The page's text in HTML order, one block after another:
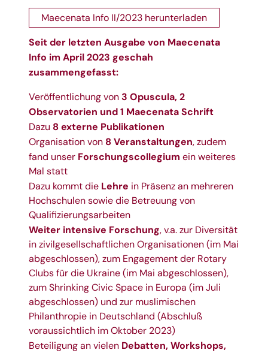
Maecenata Info II/2023 herunterladen
Seit der letzten Ausgabe von Maecenata
Info im April 2023 geschah
zusammengefasst:
Veröffentlichung von 3 Opuscula, 2
Observatorien und 1 Maecenata Schrift
Dazu 8 externe Publikationen
Organisation von 8 Veranstaltungen, zudem
fand unser Forschungscollegium ein weiteres
Mal statt
Dazu kommt die Lehre in Präsenz an mehreren
Hochschulen sowie die Betreuung von
Qualifizierungsarbeiten
Weiter intensive Forschung, v.a. zur Diversität
in zivilgesellschaftlichen Organisationen (im Mai
abgeschlossen), zum Engagement der Rotary
Clubs für die Ukraine (im Mai abgeschlossen),
zum Shrinking Civic Space in Europa (im Juli
abgeschlossen) und zur muslimischen
Philanthropie in Deutschland (Abschluß
voraussichtlich im Oktober 2023)
Beteiligung an vielen Debatten, Workshops,